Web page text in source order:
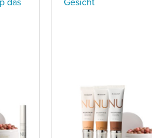
das
Gesicht